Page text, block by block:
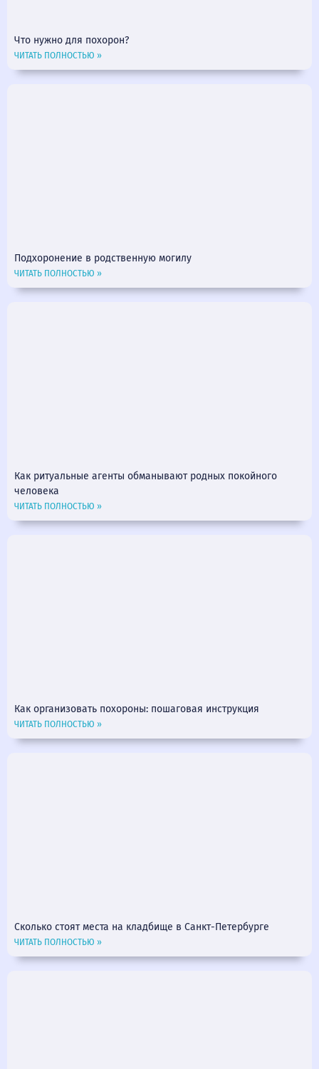
Что нужно для похорон?
ЧИТАТЬ ПОЛНОСТЬЮ »
Подхоронение в родственную могилу
ЧИТАТЬ ПОЛНОСТЬЮ »
Как ритуальные агенты обманывают родных покойного
человека
ЧИТАТЬ ПОЛНОСТЬЮ »
Как организовать похороны: пошаговая инструкция
ЧИТАТЬ ПОЛНОСТЬЮ »
Сколько стоят места на кладбище в Санкт-Петербурге
ЧИТАТЬ ПОЛНОСТЬЮ »